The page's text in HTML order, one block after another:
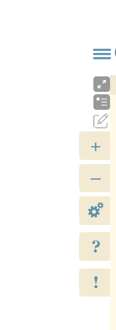
+
–
?
!